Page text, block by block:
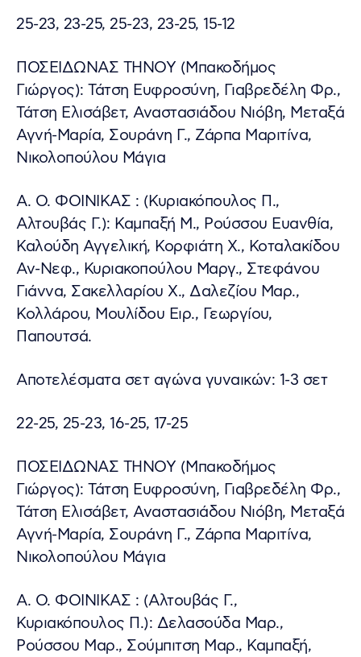
25-23, 23-25, 25-23, 23-25, 15-12
ΠΟΣΕΙΔΩΝΑΣ ΤΗΝΟΥ (Μπακοδήμος
Γιώργος): Τάτση Ευφροσύνη, Γιαβρεδέλη Φρ.,
Τάτση Ελισάβετ, Αναστασιάδου Νιόβη, Μεταξά
Αγνή-Μαρία, Σουράνη Γ., Ζάρπα Μαριτίνα,
Νικολοπούλου Μάγια
Α. Ο. ΦΟΙΝΙΚΑΣ : (Κυριακόπουλος Π.,
Αλτουβάς Γ.): Καμπαξή Μ., Ρούσσου Ευανθία,
Καλούδη Αγγελική, Κορφιάτη Χ., Κοταλακίδου
Αν-Νεφ., Κυριακοπούλου Μαργ., Στεφάνου
Γιάννα, Σακελλαρίου Χ., Δαλεζίου Μαρ.,
Κολλάρου, Μουλίδου Ειρ., Γεωργίου,
Παπουτσά.
Αποτελέσματα σετ αγώνα γυναικών: 1-3 σετ
22-25, 25-23, 16-25, 17-25
ΠΟΣΕΙΔΩΝΑΣ ΤΗΝΟΥ (Μπακοδήμος
Γιώργος): Τάτση Ευφροσύνη, Γιαβρεδέλη Φρ.,
Τάτση Ελισάβετ, Αναστασιάδου Νιόβη, Μεταξά
Αγνή-Μαρία, Σουράνη Γ., Ζάρπα Μαριτίνα,
Νικολοπούλου Μάγια
Α. Ο. ΦΟΙΝΙΚΑΣ : (Αλτουβάς Γ.,
Κυριακόπουλος Π.): Δελασούδα Μαρ.,
Ρούσσου Μαρ., Σούμπιτση Μαρ., Καμπαξή,